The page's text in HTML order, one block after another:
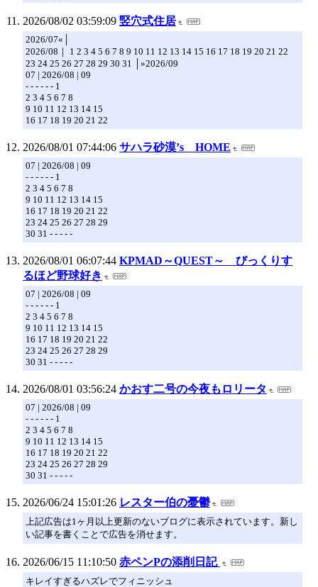
2026/08/02 03:59:09 竪穴式住居
2026/07«│
2026/08｜ 1 2 3 4 5 6 7 8 9 10 11 12 13 14 15 16 17 18 19 20 21 22
23 24 25 26 27 28 29 30 31 │»2026/09
07 | 2026/08 | 09
- - - - - - 1
2 3 4 5 6 7 8
9 10 11 12 13 14 15
16 17 18 19 20 21 22
2026/08/01 07:44:06 サハラ砂漠’s HOME
07 | 2026/08 | 09
- - - - - - 1
2 3 4 5 6 7 8
9 10 11 12 13 14 15
16 17 18 19 20 21 22
23 24 25 26 27 28 29
30 31 - - - - -
2026/08/01 06:07:44 KPMAD～QUEST～ びっくりす
るほど野球好き
07 | 2026/08 | 09
- - - - - - 1
2 3 4 5 6 7 8
9 10 11 12 13 14 15
16 17 18 19 20 21 22
23 24 25 26 27 28 29
30 31 - - - - -
2026/08/01 03:56:24 かおす二号の今夜もロリータ
07 | 2026/08 | 09
- - - - - - 1
2 3 4 5 6 7 8
9 10 11 12 13 14 15
16 17 18 19 20 21 22
23 24 25 26 27 28 29
30 31 - - - - -
2026/06/24 15:01:26 レスター伯の憂鬱
上記広告は1ヶ月以上更新のないブログに表示されています。新し
い記事を書くことで広告を消せます。
2026/06/15 11:10:50 赤ペンPの添削日記
キレイすぎるハズレでフィニッシュ